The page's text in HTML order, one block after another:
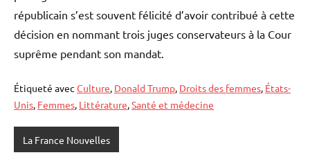
républicain s’est souvent félicité d’avoir contribué à cette
décision en nommant trois juges conservateurs à la Cour
suprême pendant son mandat.
Étiqueté avec Culture, Donald Trump, Droits des femmes, États-
Unis, Femmes, Littérature,Santé et médecine
La France Nouvelles